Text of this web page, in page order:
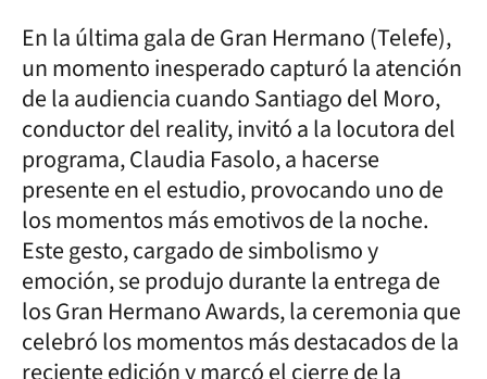
En la última gala de Gran Hermano (Telefe),
un momento inesperado capturó la atención
de la audiencia cuando Santiago del Moro,
conductor del reality, invitó a la locutora del
programa, Claudia Fasolo, a hacerse
presente en el estudio, provocando uno de
los momentos más emotivos de la noche.
Este gesto, cargado de simbolismo y
emoción, se produjo durante la entrega de
los Gran Hermano Awards, la ceremonia que
celebró los momentos más destacados de la